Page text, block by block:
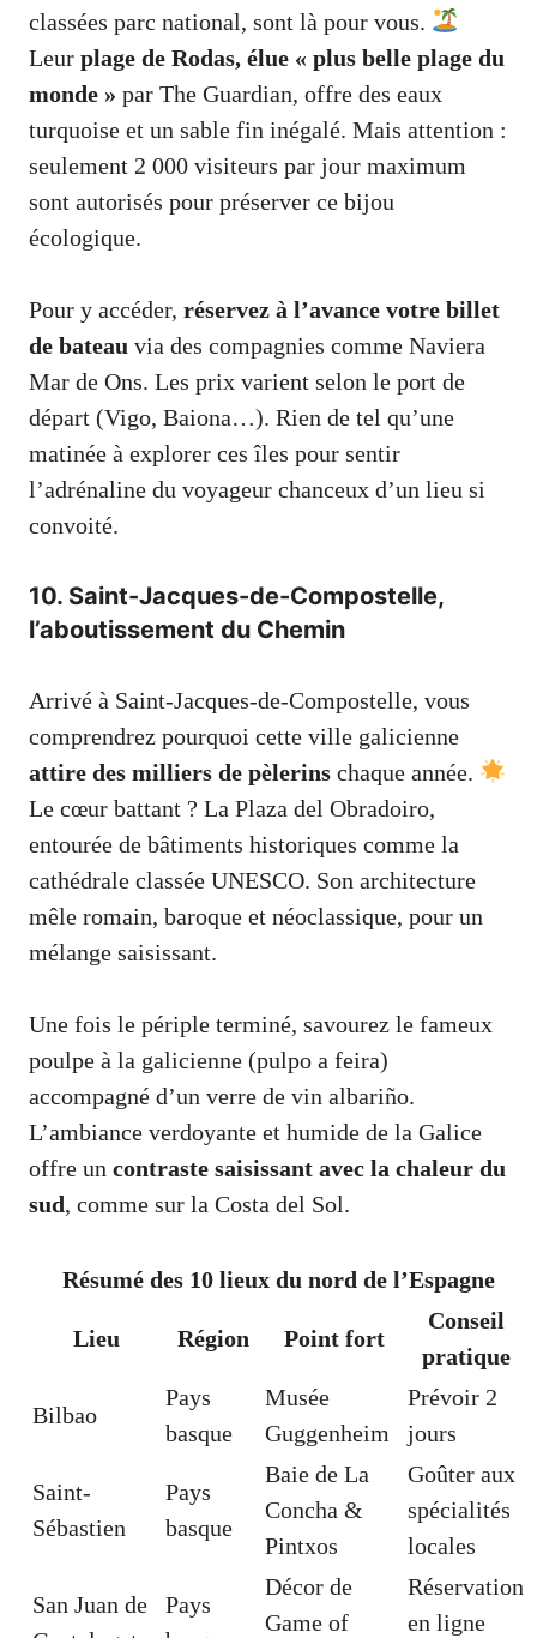
classées parc national, sont là pour vous.
Leur plage de Rodas, élue « plus belle plage du
monde » par The Guardian, offre des eaux
turquoise et un sable fin inégalé. Mais attention :
seulement 2 000 visiteurs par jour maximum
sont autorisés pour préserver ce bijou
écologique.
Pour y accéder, réservez à l’avance votre billet
de bateau via des compagnies comme Naviera
Mar de Ons. Les prix varient selon le port de
départ (Vigo, Baiona…). Rien de tel qu’une
matinée à explorer ces îles pour sentir
l’adrénaline du voyageur chanceux d’un lieu si
convoité.
10. Saint-Jacques-de-Compostelle,
l’aboutissement du Chemin
Arrivé à Saint-Jacques-de-Compostelle, vous
comprendrez pourquoi cette ville galicienne
attire des milliers de pèlerins chaque année.
Le cœur battant ? La Plaza del Obradoiro,
entourée de bâtiments historiques comme la
cathédrale classée UNESCO. Son architecture
mêle romain, baroque et néoclassique, pour un
mélange saisissant.
Une fois le périple terminé, savourez le fameux
poulpe à la galicienne (pulpo a feira)
accompagné d’un verre de vin albariño.
L’ambiance verdoyante et humide de la Galice
offre un contraste saisissant avec la chaleur du
sud, comme sur la Costa del Sol.
Résumé des 10 lieux du nord de l’Espagne
Lieu Région Point fort
Conseil
pratique
Bilbao
Pays
basque
Musée
Guggenheim
Prévoir 2
jours
Saint-
Sébastien
Pays
basque
Baie de La
Concha &
Pintxos
Goûter aux
spécialités
locales
San Juan de
Pays
Décor de
Game of
Réservation
en ligne